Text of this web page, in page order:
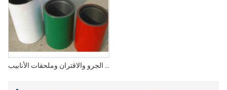
وصلات الجرو والاقتران وملحقات الأنابيب